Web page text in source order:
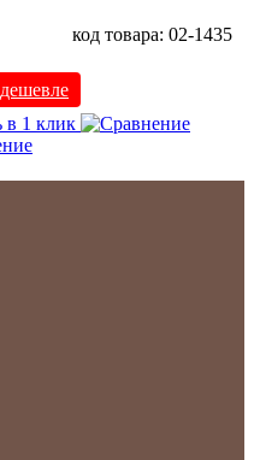
код товара: 02-1435
в 1 клик